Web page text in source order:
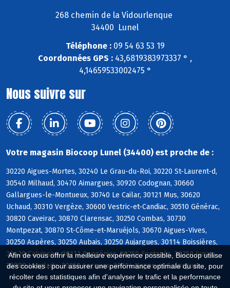
Afin de vous offrir la meilleure expérience possible, Biocoop utilise
des cookies : pour assurer une performance optimale du site, pour
récolter des statistiques afin d'analyser le trafic et la performance
268 chemin de la Vidourlenque
34400 Lunel
Téléphone :09 54 63 53 19
Coordonnées GPS : 43,6819383973337 ° ,
4,14659533002475 °
Nous suivre sur
Votre magasin Biocoop Lunel (34400) est proche de :
30220 Aigues-Mortes, 30240 Le Grau-du-Roi, 30220 St-Laurent-d,
30540 Milhaud, 30470 Aimargues, 30920 Codognan, 30660
Gallargues-le-Montueux, 30740 Le Cailar, 30121 Mus, 30620
Uchaud, 30310 Vergèze, 30600 Vestric-et-Candiac, 30510 Générac,
30820 Caveirac, 30870 Clarensac, 30250 Combas, 30730
Montpezat, 30870 St-Côme-et-Maruéjols, 30670 Aigues-Vives,
30250 Aspères, 30250 Aubais, 30250 Aujargues, 30114 Boissières,
30420 Calvisson, 30111 Congénies, 30250 Fontanès, 30250 Junas,
30980 Langlade, 30250 Lecques, 30114 Nages-et-Solorgues